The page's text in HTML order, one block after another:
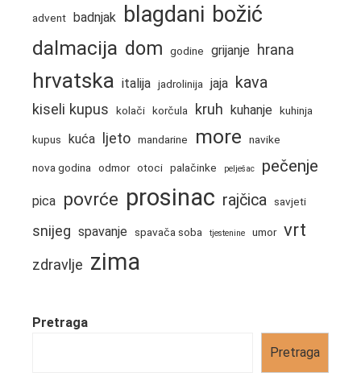
advent badnjak blagdani božić
dalmacija dom godine grijanje hrana
hrvatska italija jadrolinija jaja kava
kiseli kupus kolači korčula kruh kuhanje kuhinja
kupus kuća ljeto mandarine more navike
nova godina odmor otoci palačinke pelješac pečenje
pica povrće prosinac rajčica savjeti
snijeg spavanje spavača soba tjestenine umor vrt
zdravlje zima
Pretraga
Pretraga